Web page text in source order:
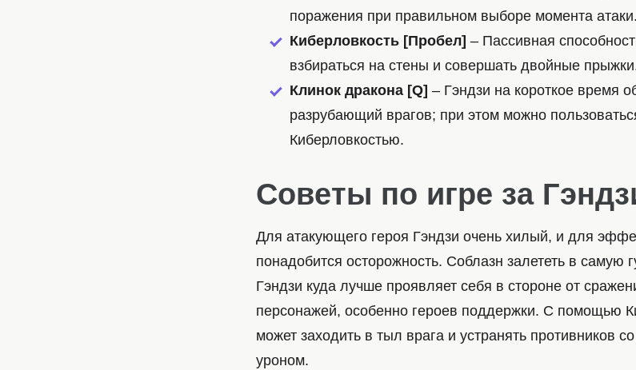
поражения при правильном выборе момента атаки.
Киберловкость [Пробел] – Пассивная
взбираться на стены и совершать двойные
Клинок дракона [Q] – Гэндзи на короткое время
разрубающий врагов; при этом можно
Киберловкостью.
Советы по игре за
Для атакующего героя Гэндзи очень хилый, и для
понадобится осторожность. Соблазн залететь в самую
Гэндзи куда лучше проявляет себя в стороне от
персонажей, особенно героев поддержки. С помощью
может заходить в тыл врага и устранять противников
уроном.